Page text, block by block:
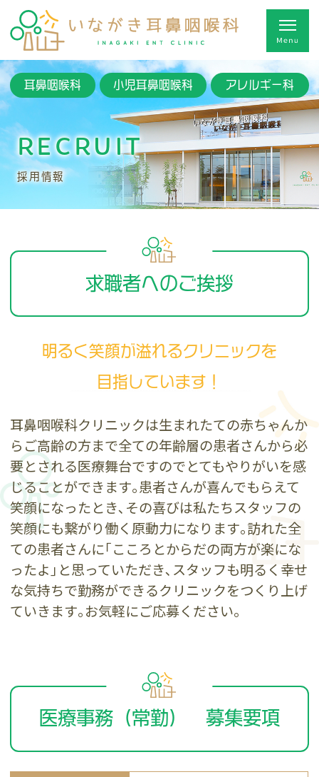
耳鼻咽喉科 小児耳鼻咽喉科 アレルギー科
RECRUIT
採用情報
求職者へのご挨拶
明るく笑顔が溢れるクリニックを
目指しています！
耳鼻咽喉科クリニックは生まれたての赤ちゃんか
らご高齢の方まで全ての年齢層の患者さんから必
要とされる医療舞台ですのでとてもやりがいを感
じることができます｡患者さんが喜んでもらえて
笑顔になったとき､その喜びは私たちスタッフの
笑顔にも繋がり働く原動力になります｡訪れた全
ての患者さんに｢こころとからだの両方が楽にな
ったよ｣と思っていただき､スタッフも明るく幸せ
な気持ちで勤務ができるクリニックをつくり上げ
ていきます｡お気軽にご応募ください。
医療事務（常勤） 募集要項